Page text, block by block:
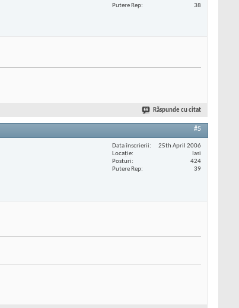
Putere Rep
38
Răspunde cu citat
#5
Data înscrierii
25th April 2006
Locaţie
Iasi
Posturi
424
Putere Rep
39